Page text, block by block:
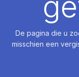
De pagina die u
misschien een